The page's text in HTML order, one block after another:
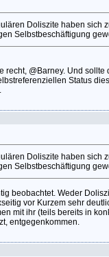
Doliszite haben sich
Selbstbeschäftigung
recht, @Barney. Und
Status
Doliszite haben sich
Selbstbeschäftigung
beobachtet. Weder
vor Kurzem sehr
mit ihr (teils bereits in
entgegenkommen.